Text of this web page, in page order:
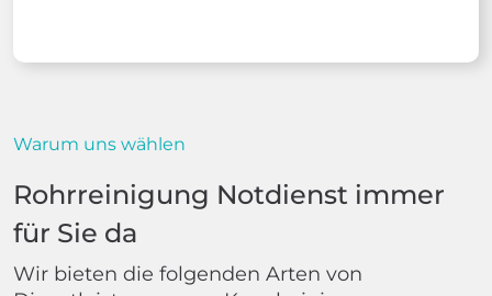
Warum uns wählen
Rohrreinigung Notdienst immer
für Sie da
Wir bieten die folgenden Arten von